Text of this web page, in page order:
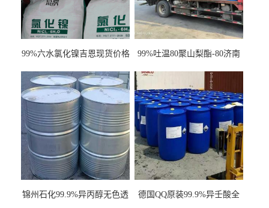
99%六水氯化镍吉恩现货价格
99%吐温80聚山梨酯-80济南
锦州石化99.9%异丙醇无色透
德国QQ原装99.9%异壬酸全